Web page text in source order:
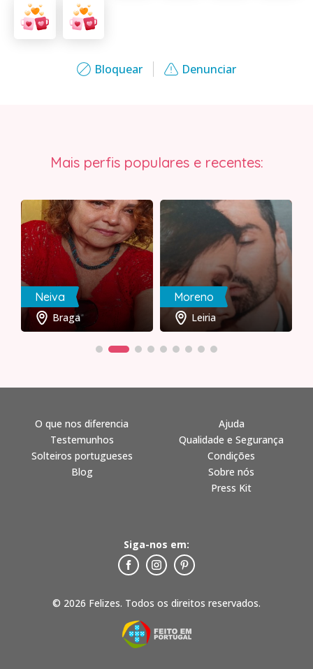
Bloquear Denunciar
Mais perfis populares e recentes:
Neiva
Braga
Moreno
Leiria
© 2026 Felizes. Todos os direitos reservados.
O que nos diferencia
Testemunhos
Solteiros portugueses
Blog
Ajuda
Qualidade e Segurança
Condições
Sobre nós
Press Kit
Siga-nos em: